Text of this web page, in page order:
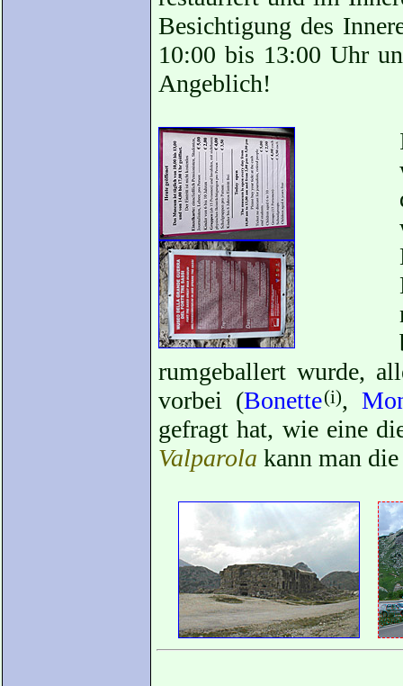
Besichtigung des
10:00 bis 13:00 Uhr
Angeblich!
rumgeballert wurde,
vorbei (Bonette(i),
gefragt hat, wie eine
Valparola kann man